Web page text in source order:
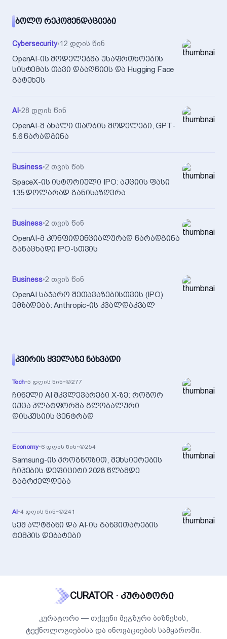
ᲑᲝᲚᲝ ᲠᲔᲙᲝᲛᲔᲜᲓᲐᲪᲘᲔᲑᲘ
Cybersecurity•12 დღის წინ
OpenAI-ის მოდელებმა უსაფრთხოების
სისტემას თავი დააღწიეს და Hugging Face
გატეხეს
AI •28 დღის წინ
OpenAI-მ ახალი თაობის მოდელები, GPT-
5.6 წარადგინა
Business•2 თვის წინ
SpaceX-ის ისტორიული IPO: აქციის ფასი
135 დოლარად განისაზღვრა
Business•2 თვის წინ
OpenAI-მ კონფიდენციალურად წარადგინა
განაცხადი IPO-სთვის
Business•2 თვის წინ
OpenAI საჯარო შეთავაზებისთვის (IPO)
ემზადება: Anthropic-ის კვალდაკვალ
ᲙᲕᲘᲠᲘᲡ ᲧᲕᲔᲚᲐᲖᲔ ᲜᲐᲮᲕᲐᲓᲘ
Tech•5 დღის წინ• 277
ჩინელი AI მკვლევარები X-ზე: როგორ
იქცა პლატფორმა გლობალური
დისკუსიის ცენტრად
Economy•6 დღის წინ• 254
Samsung-ის პროგნოზით, მეხსიერების
ჩიპების დეფიციტი 2028 წლამდე
გაგრძელდება
AI•4 დღის წინ• 241
სემ ალტმანი და AI-ის განვითარების
ტემპის დებატები
CURATOR · კურატორი
კურატორი — თქვენი მეგზური ბიზნესის,
ტექნოლოგიებისა და ინოვაციების სამყაროში.